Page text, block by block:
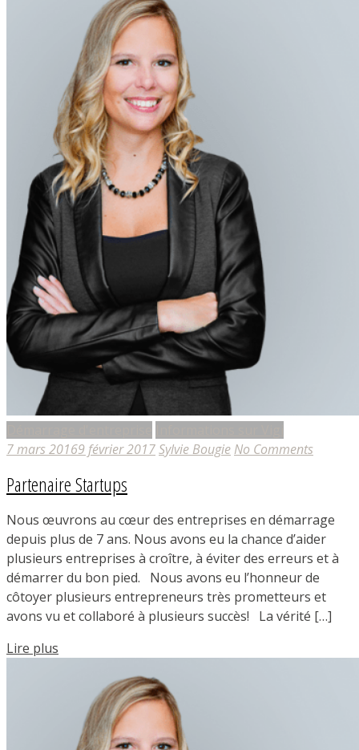
7 mars 20169 février 2017Sylvie Bougie No Comments
Partenaire Startups
Nous œuvrons au cœur des entreprises en démarrage
depuis plus de 7 ans. Nous avons eu la chance d’aider
plusieurs entreprises à croître, à éviter des erreurs et à
démarrer du bon pied. Nous avons eu l’honneur de
côtoyer plusieurs entrepreneurs très prometteurs et
avons vu et collaboré à plusieurs succès! La vérité […]
Lire plus